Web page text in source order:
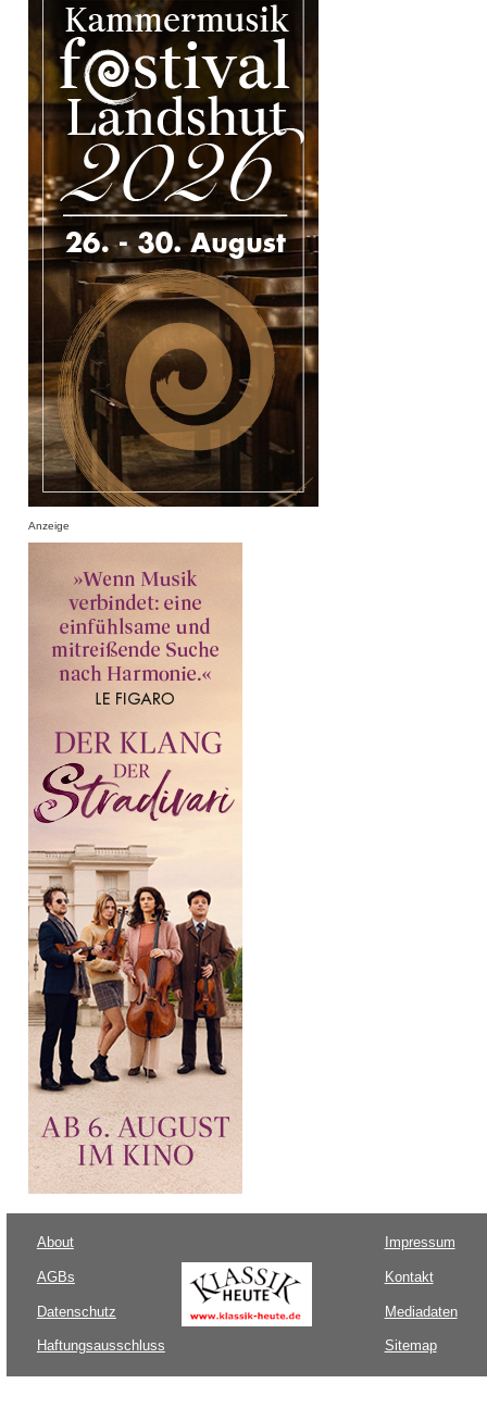
Anzeige
About
AGBs
Datenschutz
Haftungsausschluss
Impressum
Kontakt
Mediadaten
Sitemap